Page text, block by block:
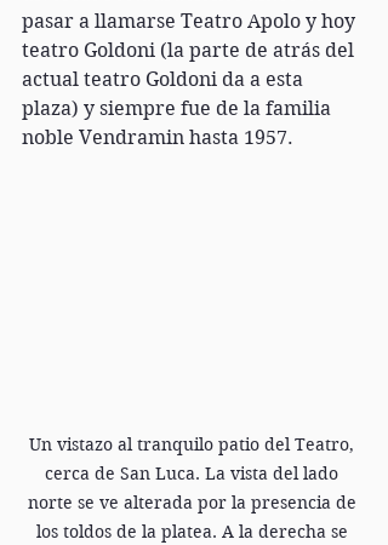
pasar a llamarse Teatro Apolo y hoy
teatro Goldoni (la parte de atrás del
actual teatro Goldoni da a esta
plaza) y siempre fue de la familia
noble Vendramin hasta 1957.
Un vistazo al tranquilo patio del Teatro,
cerca de San Luca. La vista del lado
norte se ve alterada por la presencia de
los toldos de la platea. A la derecha se